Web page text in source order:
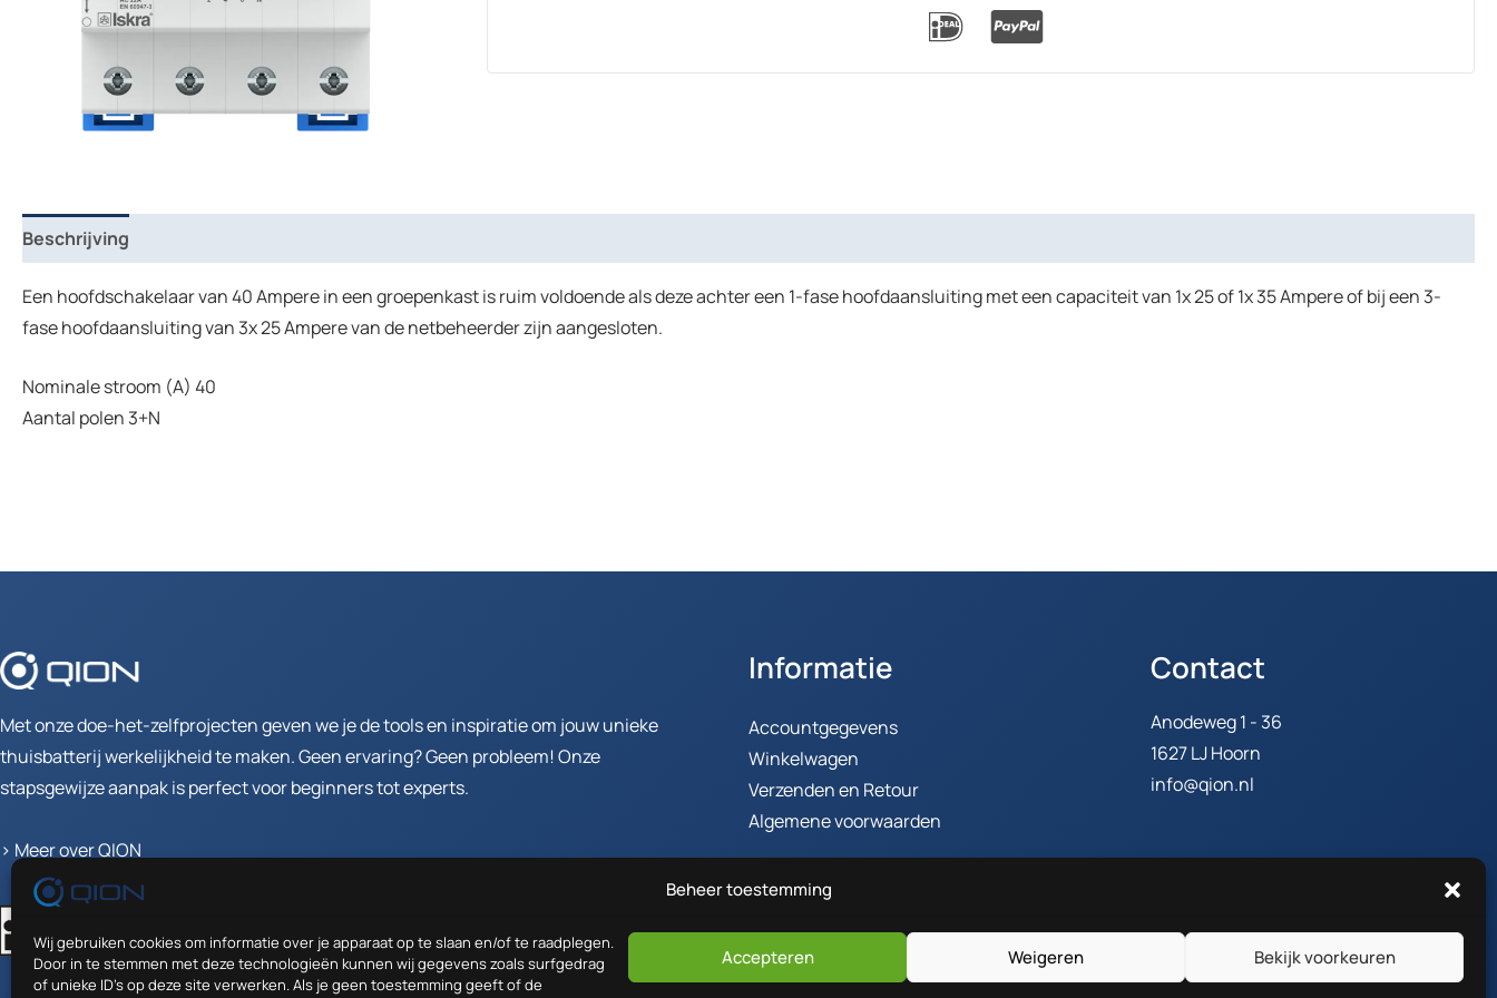
Beheer toestemming
Wij gebruiken cookies om informatie over je apparaat op te slaan en/of te raadplegen.
Door in te stemmen met deze technologieën kunnen wij gegevens zoals surfgedrag
of unieke ID's op deze site verwerken. Als je geen toestemming geeft of de
Accepteren Weigeren Bekijk voorkeuren
Beschrijving
Een hoofdschakelaar van 40 Ampere in een groepenkast is ruim voldoende als deze achter een 1-fase hoofdaansluiting met een capaciteit van 1x 25 of 1x 35 Ampere of bij een 3-
fase hoofdaansluiting van 3x 25 Ampere van de netbeheerder zijn aangesloten.
Nominale stroom (A) 40
Aantal polen 3+N
Met onze doe-het-zelfprojecten geven we je de tools en inspiratie om jouw unieke
thuisbatterij werkelijkheid te maken. Geen ervaring? Geen probleem! Onze
stapsgewijze aanpak is perfect voor beginners tot experts.
> Meer over QION
Informatie
Accountgegevens
Winkelwagen
Verzenden en Retour
Algemene voorwaarden
Contact
Anodeweg 1 - 36
1627 LJ Hoorn
info@qion.nl